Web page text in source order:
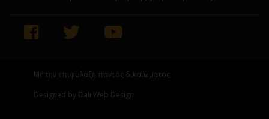
Με την επιφύλαξη παντός δικαιώματος
Designed by Dali Web Design